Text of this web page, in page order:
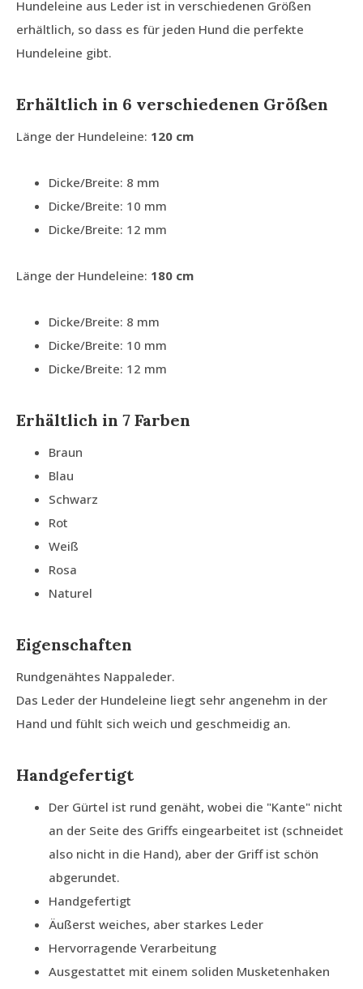
Hundeleine aus Leder ist in verschiedenen Größen
erhältlich, so dass es für jeden Hund die perfekte
Hundeleine gibt.
Erhältlich in 6 verschiedenen Größen
Länge der Hundeleine: 120 cm
Dicke/Breite: 8 mm
Dicke/Breite: 10 mm
Dicke/Breite: 12 mm
Länge der Hundeleine: 180 cm
Dicke/Breite: 8 mm
Dicke/Breite: 10 mm
Dicke/Breite: 12 mm
Erhältlich in 7 Farben
Braun
Blau
Schwarz
Rot
Weiß
Rosa
Naturel
Eigenschaften
Rundgenähtes Nappaleder.
Das Leder der Hundeleine liegt sehr angenehm in der
Hand und fühlt sich weich und geschmeidig an.
Handgefertigt
Der Gürtel ist rund genäht, wobei die "Kante" nicht
an der Seite des Griffs eingearbeitet ist (schneidet
also nicht in die Hand), aber der Griff ist schön
abgerundet.
Handgefertigt
Äußerst weiches, aber starkes Leder
Hervorragende Verarbeitung
Ausgestattet mit einem soliden Musketenhaken